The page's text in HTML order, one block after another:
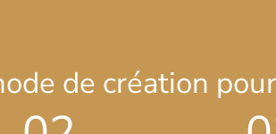
de création